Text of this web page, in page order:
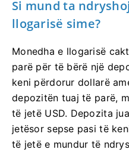
Si mund ta
llogarisë sime?
Monedha e llogarisë
parë për të bërë një
keni përdorur dollarë
depozitën tuaj të parë,
të jetë USD. Depozita
jetësor sepse pasi të
të jetë e mundur të